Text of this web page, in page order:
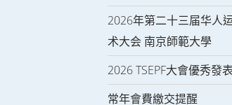
2026年第二十三届华人
术大会 南京師範大學
2026 TSEPF大會優秀發
常年會費繳交提醒